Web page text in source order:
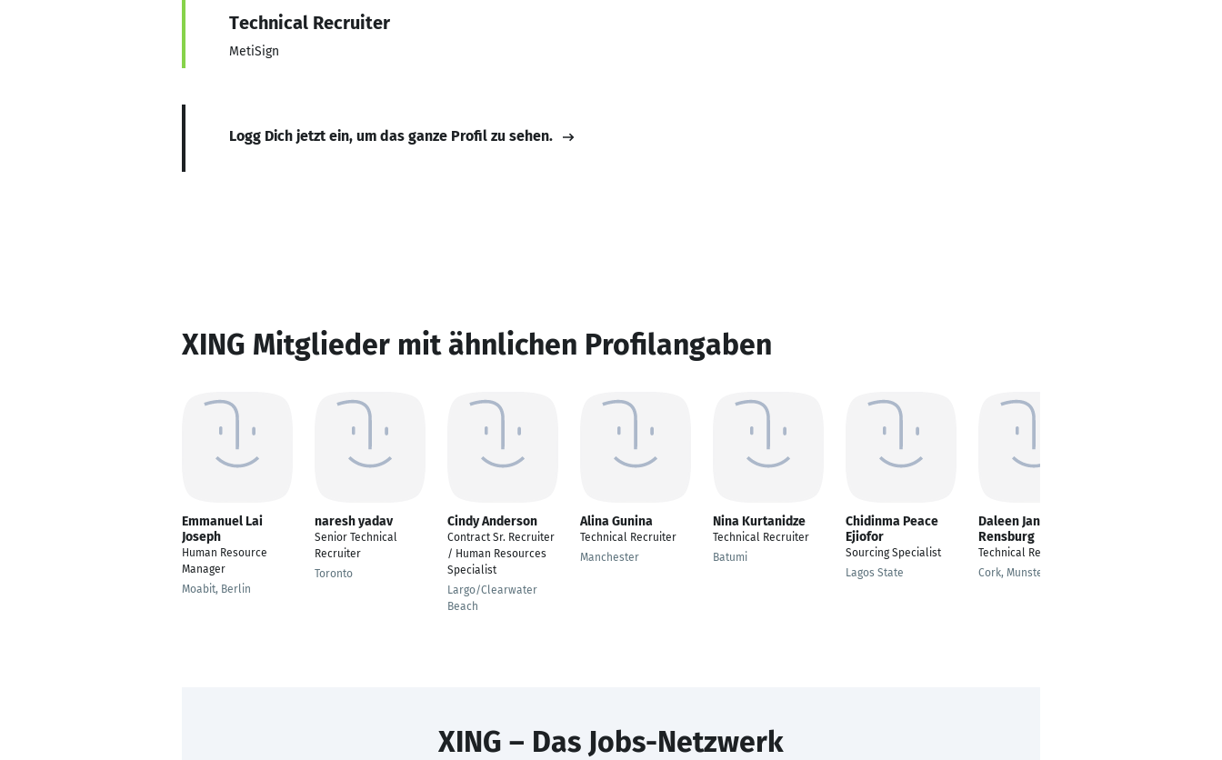
Technical Recruiter
MetiSign
Logg Dich jetzt ein, um das ganze Profil zu sehen.
XING Mitglieder mit ähnlichen Profilangaben
Emmanuel Lai
Joseph
Human Resource
Manager
Moabit, Berlin
naresh yadav
Senior Technical
Recruiter
Toronto
Cindy Anderson
Contract Sr. Recruiter
/ Human Resources
Specialist
Largo/Clearwater
Beach
Alina Gunina
Technical Recruiter
Manchester
Nina Kurtanidze
Technical Recruiter
Batumi
Chidinma Peace
Ejiofor
Sourcing Specialist
Lagos State
Daleen Jansen van
Rensburg
Technical Recruiter
Cork, Munster, Ireland
XING – Das Jobs-Netzwerk